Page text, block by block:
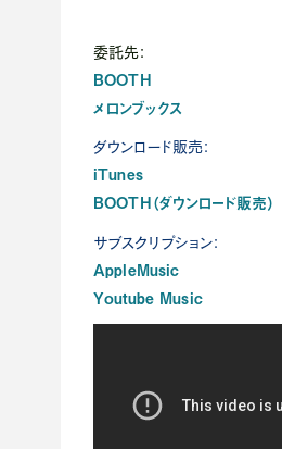
委託先：
BOOTH
メロンブックス
ダウンロード販売：
iTunes
BOOTH（ダウンロード販売）
サブスクリプション：
AppleMusic
Youtube Music